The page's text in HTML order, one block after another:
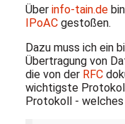
Über info-tain.de
IPoACgestoßen.
Dazu muss ich ein
Übertragung von
die von der RFC
wichtigste
Protokoll - welches